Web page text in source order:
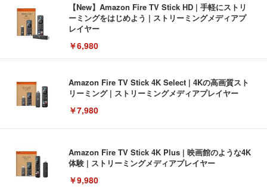
【New】Amazon Fire TV Stick HD | 手軽にストリ
ーミングをはじめよう | ストリーミングメディアプ
レイヤー
￥6,980
Amazon Fire TV Stick 4K Select | 4Kの高画質スト
リーミング | ストリーミングメディアプレイヤー
￥7,980
Amazon Fire TV Stick 4K Plus | 映画館のような4K
体験 | ストリーミングメディアプレイヤー
￥9,980